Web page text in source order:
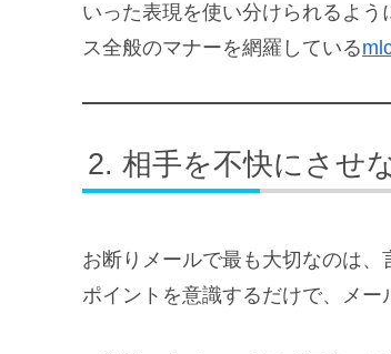
いった表現を使い分けられるよ
ス全般のマナーを網羅している
相手を不快にさせ
お断りメールで最も大切なのは
ポイントを意識するだけで、メー